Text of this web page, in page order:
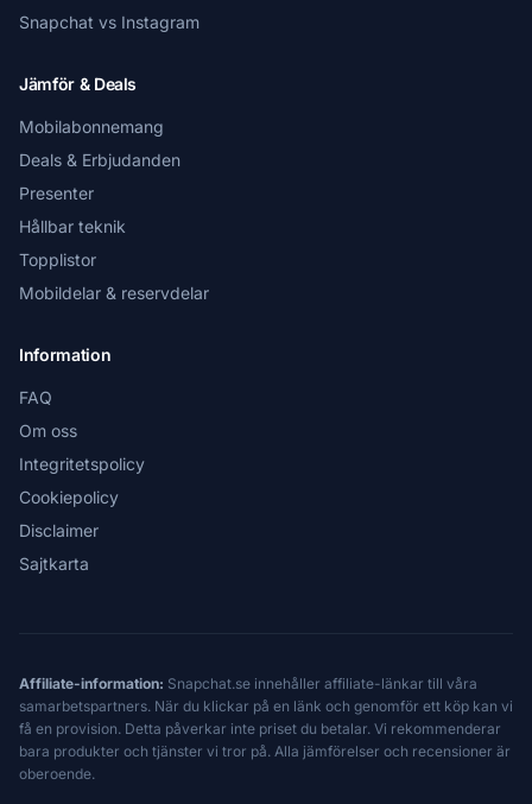
Snapchat vs Instagram
Jämför & Deals
Mobilabonnemang
Deals & Erbjudanden
Presenter
Hållbar teknik
Topplistor
Mobildelar & reservdelar
Information
FAQ
Om oss
Integritetspolicy
Cookiepolicy
Disclaimer
Sajtkarta
Affiliate-information: Snapchat.se innehåller affiliate-länkar till våra
samarbetspartners. När du klickar på en länk och genomför ett köp kan vi
få en provision. Detta påverkar inte priset du betalar. Vi rekommenderar
bara produkter och tjänster vi tror på. Alla jämförelser och recensioner är
oberoende.